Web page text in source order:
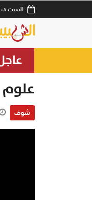
السبت ٠٨ / أغسطس / ٢٠٢٦
علوم
شوف